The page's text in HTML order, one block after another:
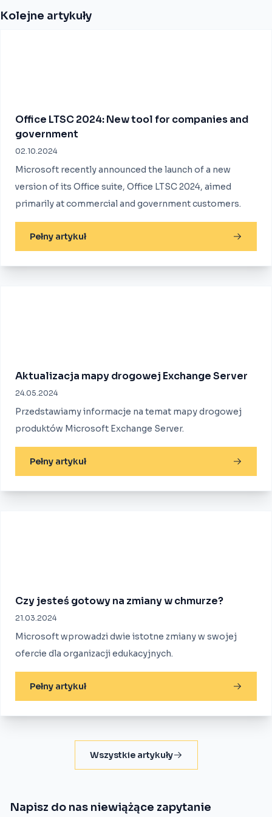
Kolejne artykuły
Office LTSC 2024: New tool for companies and
government
02.10.2024
Microsoft recently announced the launch of a new
version of its Office suite, Office LTSC 2024, aimed
primarily at commercial and government customers.
Pełny artykuł
Aktualizacja mapy drogowej Exchange Server
24.05.2024
Przedstawiamy informacje na temat mapy drogowej
produktów Microsoft Exchange Server.
Pełny artykuł
Czy jesteś gotowy na zmiany w chmurze?
21.03.2024
Microsoft wprowadzi dwie istotne zmiany w swojej
ofercie dla organizacji edukacyjnych.
Pełny artykuł
Wszystkie artykuły
Napisz do nas niewiążące zapytanie